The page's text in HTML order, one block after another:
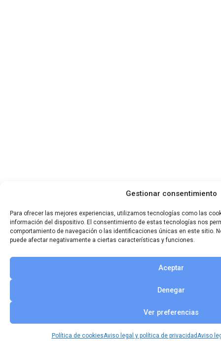
Gestionar consentimiento
Para ofrecer las mejores experiencias, utilizamos tecnologías como las
información del dispositivo. El consentimiento de estas tecnologías nos
comportamiento de navegación o las identificaciones únicas en este sitio.
puede afectar negativamente a ciertas características y funciones.
Aceptar
Denegar
Ver preferencias
Política de cookiesAviso legal y política de privacidadAviso